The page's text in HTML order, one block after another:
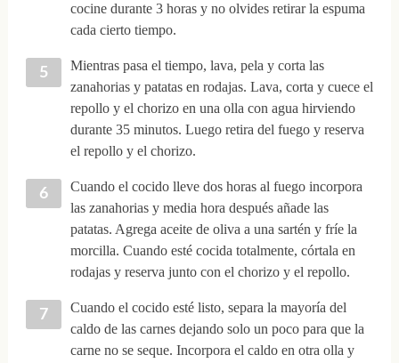
cocine durante 3 horas y no olvides retirar la espuma
cada cierto tiempo.
Mientras pasa el tiempo, lava, pela y corta las
zanahorias y patatas en rodajas. Lava, corta y cuece el
repollo y el chorizo en una olla con agua hirviendo
durante 35 minutos. Luego retira del fuego y reserva
el repollo y el chorizo.
Cuando el cocido lleve dos horas al fuego incorpora
las zanahorias y media hora después añade las
patatas. Agrega aceite de oliva a una sartén y fríe la
morcilla. Cuando esté cocida totalmente, córtala en
rodajas y reserva junto con el chorizo y el repollo.
Cuando el cocido esté listo, separa la mayoría del
caldo de las carnes dejando solo un poco para que la
carne no se seque. Incorpora el caldo en otra olla y